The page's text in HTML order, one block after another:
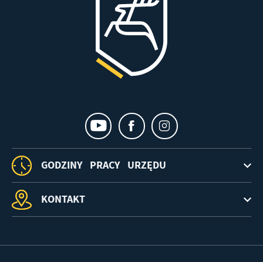
GODZINY PRACY URZĘDU
KONTAKT